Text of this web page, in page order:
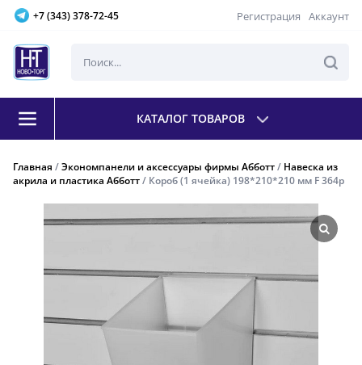
+7 (343) 378-72-45 Регистрация Аккаунт
КАТАЛОГ ТОВАРОВ
Главная /Экономпанели и аксессуары фирмы Абботт/ Навеска из
акрила и пластика Абботт/ Короб (1 ячейка) 198*210*210 мм F 364р